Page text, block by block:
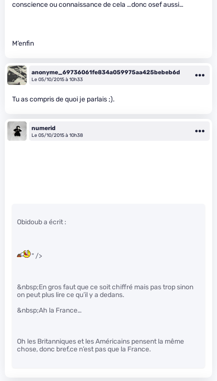
conscience ou connaissance de cela …donc osef aussi…
M’enfin
anonyme_69736061fe834a059975aa425bebeb6d
Le 05/10/2015 à 10h33
Tu as compris de quoi je parlais ;).
numerid
Le 05/10/2015 à 10h38
Obidoub a écrit :
" />
&nbsp;En gros faut que ce soit chiffré mais pas trop sinon
on peut plus lire ce qu’il y a dedans.
&nbsp;Ah la France…
Oh les Britanniques et les Américains pensent la même
chose, donc bref,ce n’est pas que la France.